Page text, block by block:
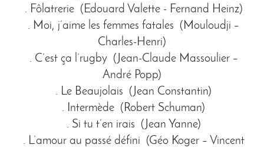
. Fôlatrerie (Edouard Valette - Fernand Heinz)
. Moi, j’aime les femmes fatales (Mouloudji –
Charles-Henri)
. C’est ça l’rugby (Jean-Claude Massoulier –
André Popp)
. Le Beaujolais (Jean Constantin)
. Intermède (Robert Schuman)
. Si tu t’en irais (Jean Yanne)
. L’amour au passé défini (Géo Koger – Vincent